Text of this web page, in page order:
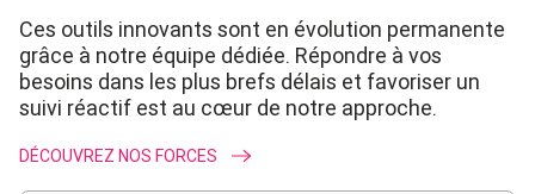
Ces outils innovants sont en évolution permanente
grâce à notre équipe dédiée. Répondre à vos
besoins dans les plus brefs délais et favoriser un
suivi réactif est au cœur de notre approche.
DÉCOUVREZ NOS FORCES